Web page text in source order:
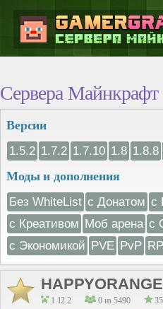
Сервера Майнкрафт
Версии
1.5.2 1.7.2 1.7.10 1.8 1.8.8
Моды и дополнения
Без WhiteList с Донатом с
с Креативом Моб арена с
с Экономикой PVE PvP
1.12.2 0 из 5490 35